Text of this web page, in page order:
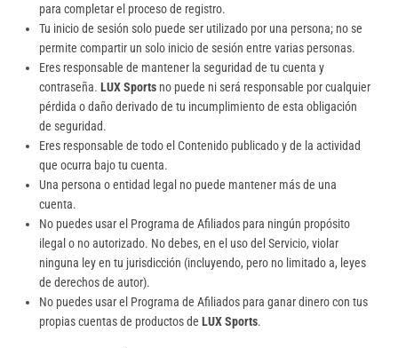
para completar el proceso de registro.
Tu inicio de sesión solo puede ser utilizado por una persona; no se
permite compartir un solo inicio de sesión entre varias personas.
Eres responsable de mantener la seguridad de tu cuenta y
contraseña. LUX Sports no puede ni será responsable por cualquier
pérdida o daño derivado de tu incumplimiento de esta obligación
de seguridad.
Eres responsable de todo el Contenido publicado y de la actividad
que ocurra bajo tu cuenta.
Una persona o entidad legal no puede mantener más de una
cuenta.
No puedes usar el Programa de Afiliados para ningún propósito
ilegal o no autorizado. No debes, en el uso del Servicio, violar
ninguna ley en tu jurisdicción (incluyendo, pero no limitado a, leyes
de derechos de autor).
No puedes usar el Programa de Afiliados para ganar dinero con tus
propias cuentas de productos de LUX Sports.